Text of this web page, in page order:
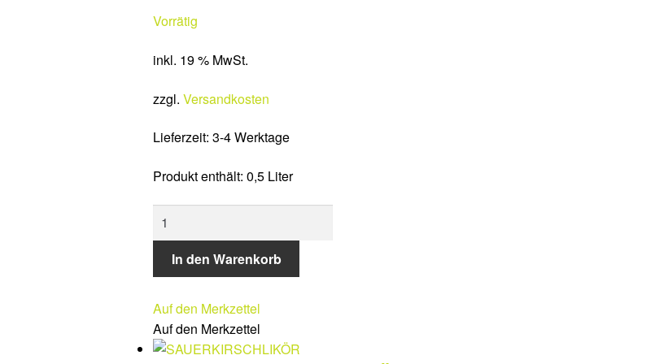
Vorrätig
inkl. 19 % MwSt.
zzgl.Versandkosten
Lieferzeit:3-4 Werktage
Produkt enthält: 0,5 Liter
In den Warenkorb
Auf den Merkzettel
Auf den Merkzettel